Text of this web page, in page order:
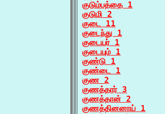
குடும்பத்தை 1
குடுமி 2
குடை 11
குடைந்து 1
குடையர் 1
குடையும் 1
குண்டு 1
குண்டை 1
குண 2
குணத்தார் 3
குணத்தான் 2
குணத்தினனாய் 1